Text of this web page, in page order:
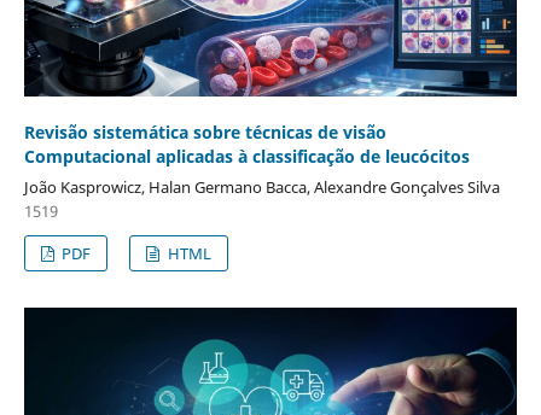
Revisão sistemática sobre técnicas de visão
Computacional aplicadas à classificação de leucócitos
João Kasprowicz, Halan Germano Bacca, Alexandre Gonçalves Silva
1519
PDF
HTML